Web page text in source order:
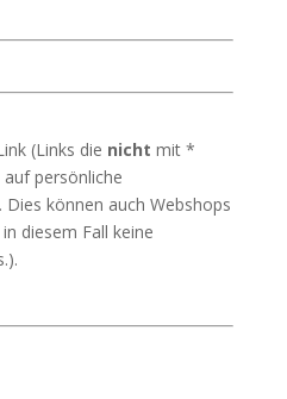
(Links die nicht mit *
persönliche
können auch Webshops
diesem Fall keine